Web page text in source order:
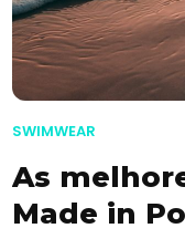
SWIMWEAR
As
Made in